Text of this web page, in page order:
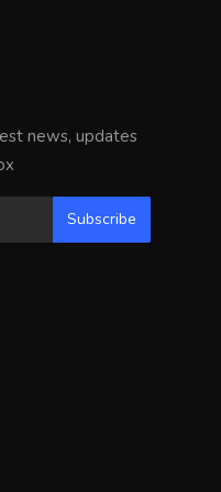
news, updates
Subscribe